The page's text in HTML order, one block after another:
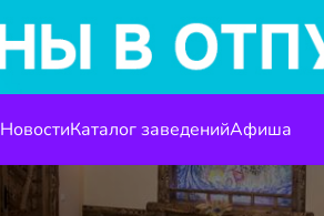
НовостиКаталог заведенийАфиша